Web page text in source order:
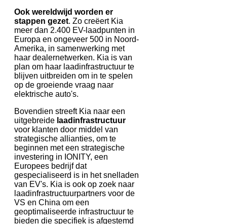
Ook wereldwijd worden er
stappen gezet. Zo creëert Kia
meer dan 2.400 EV-laadpunten in
Europa en ongeveer 500 in Noord-
Amerika, in samenwerking met
haar dealernetwerken. Kia is van
plan om haar laadinfrastructuur te
blijven uitbreiden om in te spelen
op de groeiende vraag naar
elektrische auto's.
Bovendien streeft Kia naar een
uitgebreide laadinfrastructuur
voor klanten door middel van
strategische allianties, om te
beginnen met een strategische
investering in IONITY, een
Europees bedrijf dat
gespecialiseerd is in het snelladen
van EV's. Kia is ook op zoek naar
laadinfrastructuurpartners voor de
VS en China om een
geoptimaliseerde infrastructuur te
bieden die specifiek is afgestemd